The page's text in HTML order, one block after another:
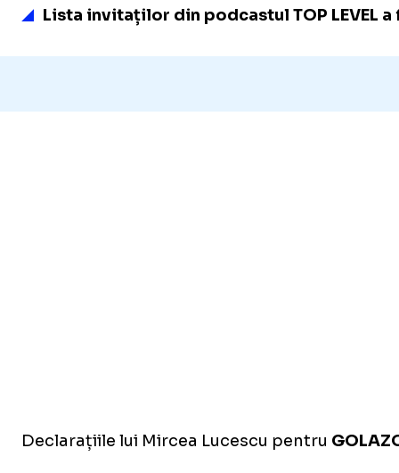
Lista invitaților din podcastul TOP LEVEL
Declarațiile lui Mircea Lucescu pentru